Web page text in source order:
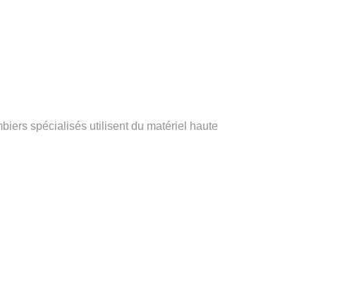
spécialisés utilisent du matériel haute